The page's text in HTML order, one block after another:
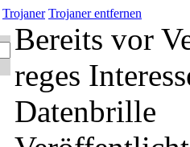
Trojaner Trojaner entfernen
Bereits vor
reges
Datenbrille